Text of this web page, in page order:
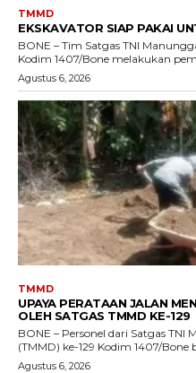
TMMD
EKSKAVATOR SIAP PAKAI
BONE – Tim Satgas TNI
Kodim 1407/Bone melakukan
Agustus 6, 2026
TMMD
UPAYA PERATAAN JALAN
OLEH SATGAS TMMD KE-129
BONE – Personel dari Satgas
(TMMD) ke-129 Kodim 1407/Bone
Agustus 6, 2026